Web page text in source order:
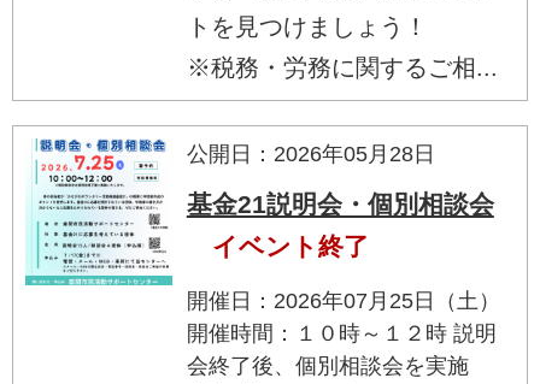
トを見つけましょう！
※税務・労務に関するご相...
公開日：2026年05月28日
基金21説明会・個別相談会
イベント終了
開催日：2026年07月25日（土）
開催時間：１０時～１２時 説明
会終了後、個別相談会を実施